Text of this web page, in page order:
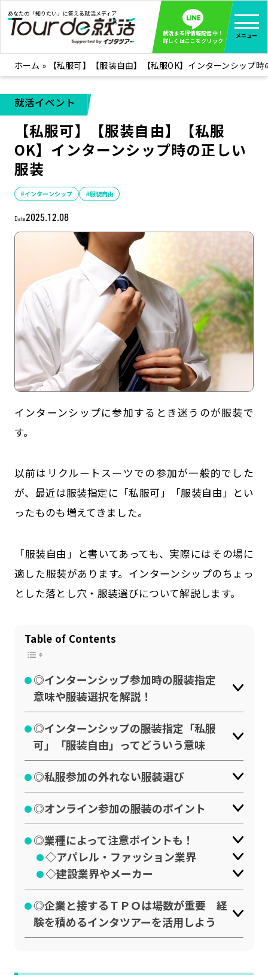
あなたの「知りたい」に答える就活メディア
就活まる得情報配信中！
詳しくはここをクリック
メニュー
就活ノウハウ 全て見る
企業まる見え！特捜部
みんなが知らない企業の裏側を徹底調査！
インタツアー活動レポ 全て見る
インタツアーを使ってどうだった？OBOG成功談
社会人インタビュー
社会人になった今、就活を振り返ってみた
学生就活ブログ
学生ライターが教える、今就活でやるべきこと
企業・業界研究はインタツアー
LINE登録
プライバシーポリシー
公式SNSはこちら
ホーム » 【私服可】【服装自由】【私服OK】インターンシップ
就活イベント
【私服可】【服装自由】【私服
OK】インターンシップ時の正しい
服装
#インターンシップ #服装自由
Date2025.12.08
インターンシップに参加するとき迷うのが服装で
す。
以前はリクルートスーツでの参加が一般的でした
が、最近は服装指定に「私服可」「服装自由」とい
ったものも増えてきました。
「服装自由」と書いてあっても、実際にはその場に
適した服装があります。インターンシップのちょっ
とした落とし穴・服装選びについて解説します。
Table of Contents
◎インターンシップ参加時の服装指定
意味や服装選択を解説！
◎インターンシップの服装指定「私服
可」「服装自由」ってどういう意味
◎私服参加の外れない服装選び
◎オンライン参加の服装のポイント
◎業種によって注意ポイントも！
◇アパレル・ファッション業界
◇建設業界やメーカー
◎企業と接するＴＰＯは場数が重要 経
験を積めるインタツアーを活用しよう